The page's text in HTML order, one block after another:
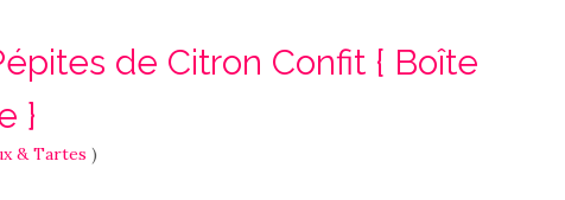
de Citron Confit { Boîte
}
& Tartes )